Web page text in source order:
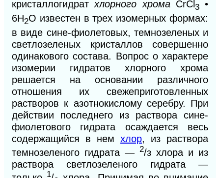
кристаллогидратхлорного хрома СrСl3•
6H2O известен в трех изомерных формах:
в виде сине-фиолетовых, темнозеленых и
светлозеленых кристаллов совершенно
одинакового состава. Вопрос о характере
изомерии гидратов хлорного хрома
решается на основании различного
отношения их свежеприготовленных
растворов к азотнокислому серебру. При
действии последнего из раствора сине-
фиолетового гидрата осаждается весь
содержащийся в нем хлор, из раствора
темнозеленого гидрата — 2/з хлора и из
раствора светлозеленого гидрата —
1